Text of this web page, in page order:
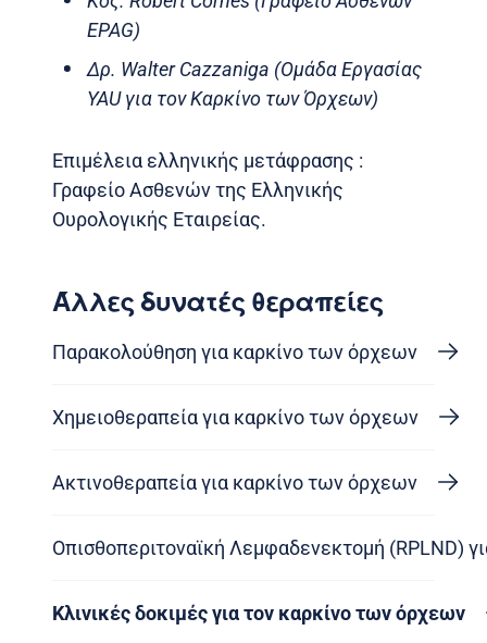
EPAG)
Δρ. Walter Cazzaniga (Ομάδα Εργασίας
YAU για τον Καρκίνο των Όρχεων)
Επιμέλεια ελληνικής μετάφρασης :
Γραφείο Ασθενών της Ελληνικής
Ουρολογικής Εταιρείας.
Άλλες δυνατές θεραπείες
Παρακολούθηση για καρκίνο των όρχεων
Χημειοθεραπεία για καρκίνο των όρχεων
Ακτινοθεραπεία για καρκίνο των όρχεων
Οπισθοπεριτοναϊκή Λεμφαδενεκτομή (RPLND)
Κλινικές δοκιμές για τον καρκίνο των όρχεων